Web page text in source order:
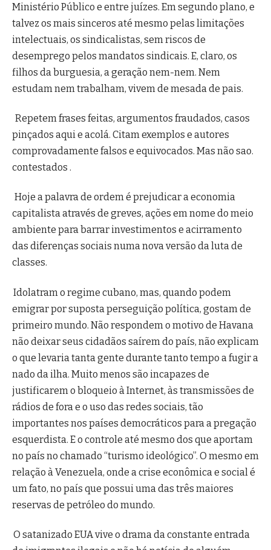
Ministério Público e entre juízes. Em segundo plano, e
talvez os mais sinceros até mesmo pelas limitações
intelectuais, os sindicalistas, sem riscos de
desemprego pelos mandatos sindicais. E, claro, os
filhos da burguesia, a geração nem-nem. Nem
estudam nem trabalham, vivem de mesada de pais.
Repetem frases feitas, argumentos fraudados, casos
pinçados aqui e acolá. Citam exemplos e autores
comprovadamente falsos e equivocados. Mas não sao.
contestados .
Hoje a palavra de ordem é prejudicar a economia
capitalista através de greves, ações em nome do meio
ambiente para barrar investimentos e acirramento
das diferenças sociais numa nova versão da luta de
classes.
Idolatram o regime cubano, mas, quando podem
emigrar por suposta perseguição política, gostam de
primeiro mundo. Não respondem o motivo de Havana
não deixar seus cidadãos saírem do país, não explicam
o que levaria tanta gente durante tanto tempo a fugir a
nado da ilha. Muito menos são incapazes de
justificarem o bloqueio à Internet, às transmissões de
rádios de fora e o uso das redes sociais, tão
importantes nos países democráticos para a pregação
esquerdista. E o controle até mesmo dos que aportam
no país no chamado “turismo ideológico”. O mesmo em
relação à Venezuela, onde a crise econômica e social é
um fato, no país que possui uma das três maiores
reservas de petróleo do mundo.
O satanizado EUA vive o drama da constante entrada